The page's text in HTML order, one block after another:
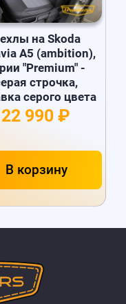
на Skoda
A5 (ambition),
"Premium" -
строчка,
серого цвета
22 990 ₽
В корзину